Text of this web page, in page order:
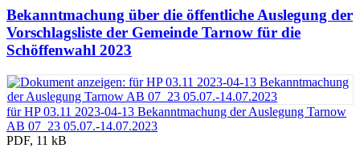
Bekanntmachung über die öffentliche Auslegung der
Vorschlagsliste der Gemeinde Tarnow für die
Schöffenwahl 2023
für HP 03.11 2023-04-13 Bekanntmachung der Auslegung Tarnow
AB 07_23 05.07.-14.07.2023
PDF, 11 kB